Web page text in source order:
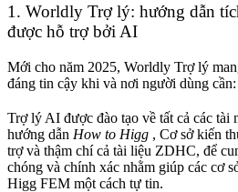
1. Worldly Trợ lý: hướng dẫn
được hỗ trợ bởi AI
Mới cho năm 2025, Worldly Trợ lý
đáng tin cậy khi và nơi người dùng
Trợ lý AI được đào tạo về tất cả các tài
hướng dẫn How to Higg , Cơ sở kiến
trợ và thậm chí cả tài liệu ZDHC, để
chóng và chính xác nhằm giúp các cơ
Higg FEM một cách tự tin.